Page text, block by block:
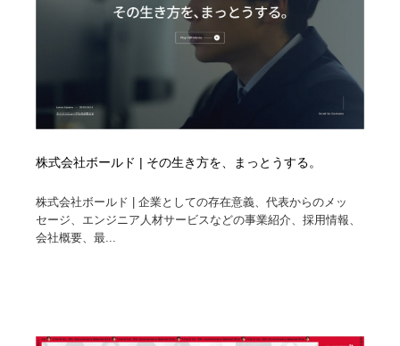
株式会社ボールド | その生き方を、まっとうする。
株式会社ボールド | 企業としての存在意義、代表からのメッ
セージ、エンジニア人材サービスなどの事業紹介、採用情報、
会社概要、最...